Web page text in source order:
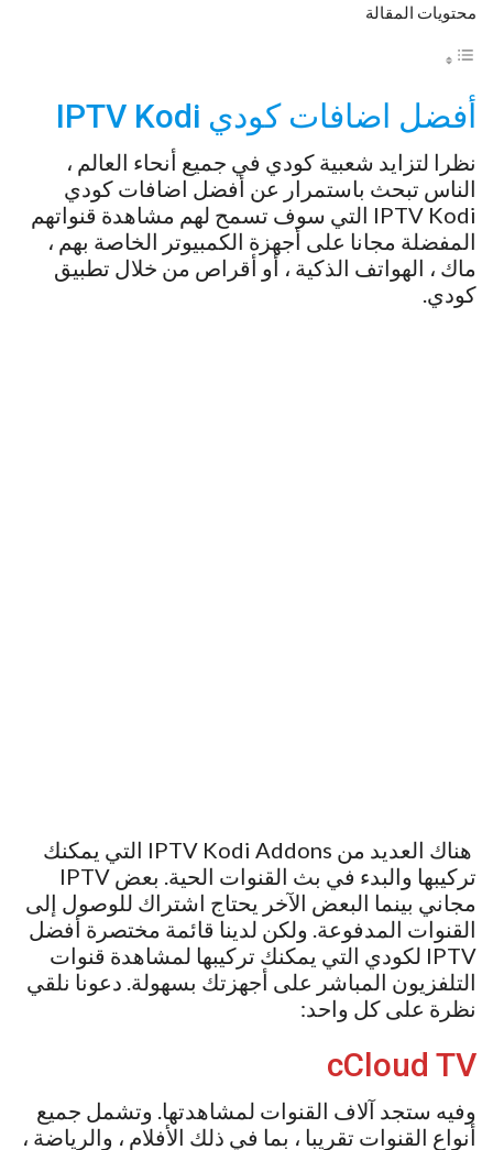
محتويات المقالة
أفضل اضافات كودي IPTV Kodi
نظرا لتزايد شعبية كودي في جميع أنحاء العالم ،
الناس تبحث باستمرار عن أفضل اضافات كودي
IPTV Kodi التي سوف تسمح لهم مشاهدة قنواتهم
المفضلة مجانا على أجهزة الكمبيوتر الخاصة بهم ،
ماك ، الهواتف الذكية ، أو أقراص من خلال تطبيق
كودي.
هناك العديد من IPTV Kodi Addons التي يمكنك
تركيبها والبدء في بث القنوات الحية. بعض IPTV
مجاني بينما البعض الآخر يحتاج اشتراك للوصول إلى
القنوات المدفوعة. ولكن لدينا قائمة مختصرة أفضل
IPTV لكودي التي يمكنك تركيبها لمشاهدة قنوات
التلفزيون المباشر على أجهزتك بسهولة. دعونا نلقي
نظرة على كل واحد:
cCloud TV
وفيه ستجد آلاف القنوات لمشاهدتها. وتشمل جميع
أنواع القنوات تقريبا ، بما في ذلك الأفلام ، والرياضة ،